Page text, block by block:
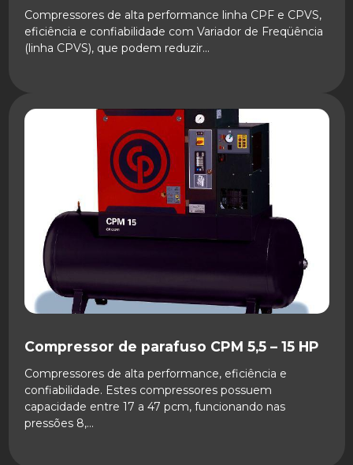
Compressores de alta performance linha CPF e CPVS,
eficiência e confiabilidade com Variador de Freqüência
(linha CPVS), que podem reduzir...
SAIBA MAIS
Compressor de parafuso CPM 5,5 – 15 HP
Compressores de alta performance, eficiência e
confiabilidade. Estes compressores possuem
capacidade entre 17 a 47 pcm, funcionando nas
pressões 8,...